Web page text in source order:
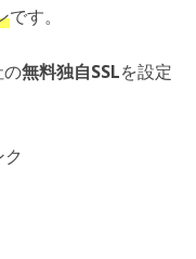
です。
の無料独自SSLを設定